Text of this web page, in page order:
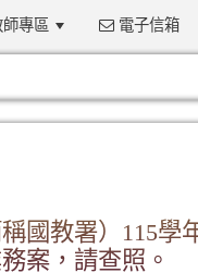
師專區 電子信箱
國教署）115學
案，請查照。